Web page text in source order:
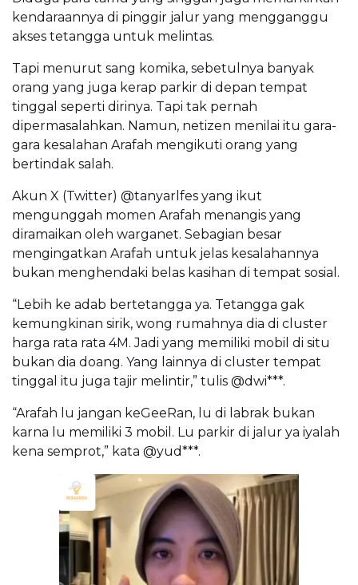
kendaraannya di pinggir jalur yang mengganggu
akses tetangga untuk melintas.
Tapi menurut sang komika, sebetulnya banyak
orang yang juga kerap parkir di depan tempat
tinggal seperti dirinya. Tapi tak pernah
dipermasalahkan. Namun, netizen menilai itu gara-
gara kesalahan Arafah mengikuti orang yang
bertindak salah.
Akun X (Twitter) @tanyarlfes yang ikut
mengunggah momen Arafah menangis yang
diramaikan oleh warganet. Sebagian besar
mengingatkan Arafah untuk jelas kesalahannya
bukan menghendaki belas kasihan di tempat sosial.
“Lebih ke adab bertetangga ya. Tetangga gak
kemungkinan sirik, wong rumahnya dia di cluster
harga rata rata 4M. Jadi yang memiliki mobil di situ
bukan dia doang. Yang lainnya di cluster tempat
tinggal itu juga tajir melintir,” tulis @dwi***.
“Arafah lu jangan keGeeRan, lu di labrak bukan
karna lu memiliki 3 mobil. Lu parkir di jalur ya iyalah
kena semprot,” kata @yud***.